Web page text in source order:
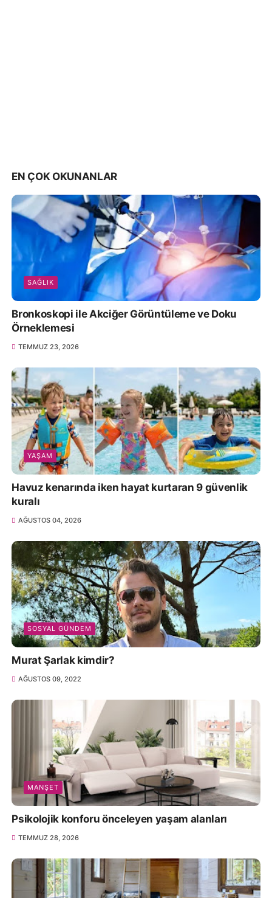
EN ÇOK OKUNANLAR
SAĞLIK
Bronkoskopi ile Akciğer Görüntüleme ve Doku
Örneklemesi
TEMMUZ 23, 2026
YAŞAM
Havuz kenarında iken hayat kurtaran 9 güvenlik
kuralı
AĞUSTOS 04, 2026
SOSYAL GÜNDEM
Murat Şarlak kimdir?
AĞUSTOS 09, 2022
MANŞET
Psikolojik konforu önceleyen yaşam alanları
TEMMUZ 28, 2026